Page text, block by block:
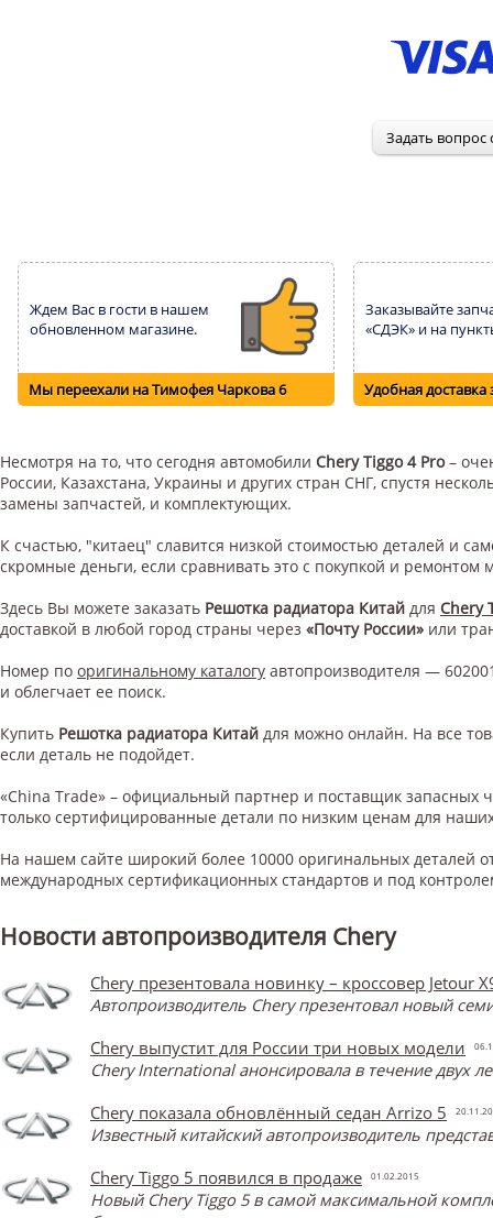
Ждем Вас в гости в нашем
обновленном магазине.
Мы переехали на Тимофея Чаркова 6
Заказывайте
«СДЭК» и на
Удобная доставка
Несмотря на то, что сегодня автомобили Chery Tiggo 4 Pro–
России, Казахстана, Украины и других стран СНГ, спустя
замены запчастей, и комплектующих.
К счастью, "китаец" славится низкой стоимостью деталей и
скромные деньги, если сравнивать это с покупкой и
Здесь Вы можете заказать Решотка радиатора Китай для Chery
доставкой в любой город страны через «Почту России» или
Номер по оригинальному каталогу автопроизводителя —
и облегчает ее поиск.
Купить Решотка радиатора Китай для можно онлайн. На все
если деталь не подойдет.
«China Trade» – официальный партнер и поставщик запасных
только сертифицированные детали по низким ценам для
На нашем сайте широкий более 10000 оригинальных деталей
международных сертификационных стандартов и под
Новости автопроизводителя Chery
Chery презентовала новинку – кроссовер Jetour
Автопроизводитель Chery презентовал новый
Chery выпустит для России три новых модели
Chery International анонсировала в течение двух
Chery показала обновлённый седан Arrizo 5
Известный китайский автопроизводитель
Chery Tiggo 5 появился в продаже
01.02.2015
Новый Chery Tiggo 5 в самой максимальной